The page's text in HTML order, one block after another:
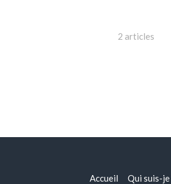
2 articles
Accueil Qui suis-je